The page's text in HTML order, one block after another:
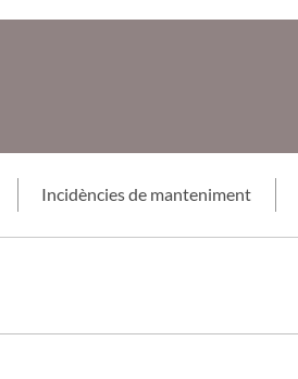
Incidències de manteniment